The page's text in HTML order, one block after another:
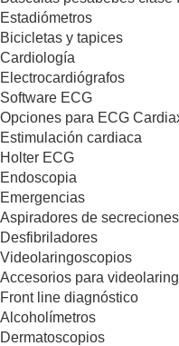
Estadiómetros
Bicicletas y tapices
Cardiología
Electrocardiógrafos
Software ECG
Opciones para ECG
Estimulación cardiaca
Holter ECG
Endoscopia
Emergencias
Aspiradores de secreciones
Desfibriladores
Videolaringoscopios
Accesorios para
Front line diagnóstico
Alcoholímetros
Dermatoscopios